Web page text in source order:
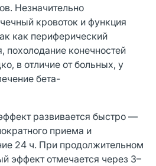
Незначительно
кровоток и функция
как периферический
похолодание конечностей
в отличие от больных, у
бета-
развивается быстро —
приема и
24 ч. При продолжительном
эффект отмечается через 3–